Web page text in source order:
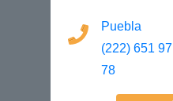
Puebla
(222) 651 97
78